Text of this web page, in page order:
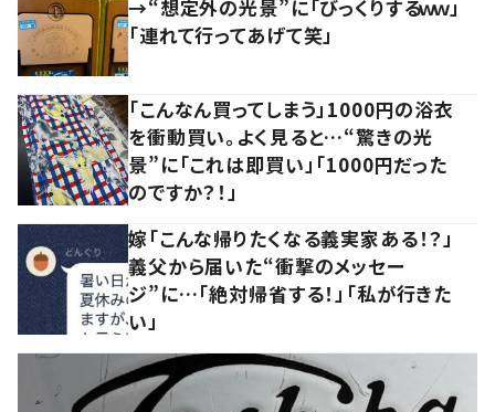
→“想定外の光景”に「びっくりするｗｗ」
「連れて行ってあげて笑」
「こんなん買ってしまう」1000円の浴衣
を衝動買い。よく見ると…“驚きの光
景”に「これは即買い」「1000円だった
のですか？！」
嫁「こんな帰りたくなる義実家ある！？」
義父から届いた“衝撃のメッセー
ジ”に…「絶対帰省する！」「私が行きた
い」